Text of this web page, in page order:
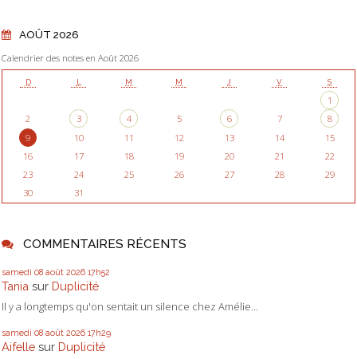
AOÛT 2026
Calendrier des notes en Août 2026
D L M M J V S
1
2
3 4 5 6 7
8
9
10 11 12 13 14
15
16
17 18 19 20 21
22
23
24 25 26 27 28
29
30
31
COMMENTAIRES RÉCENTS
samedi 08 août 2026 17h52
Tania sur Duplicité
Il y a longtemps qu'on sentait un silence chez Amélie...
samedi 08 août 2026 17h29
Aifelle sur Duplicité